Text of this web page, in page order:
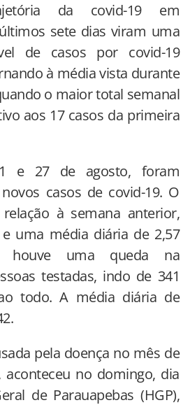
da covid-19 em
sete dias viram uma
de casos por covid-19
à média vista durante
o maior total semanal
aos 17 casos da primeira
e 27 de agosto, foram
casos de covid-19. O
à semana anterior,
uma média diária de 2,57
houve uma queda na
testadas, indo de 341
todo. A média diária de
pela doença no mês de
aconteceu no domingo, dia
de Parauapebas (HGP),